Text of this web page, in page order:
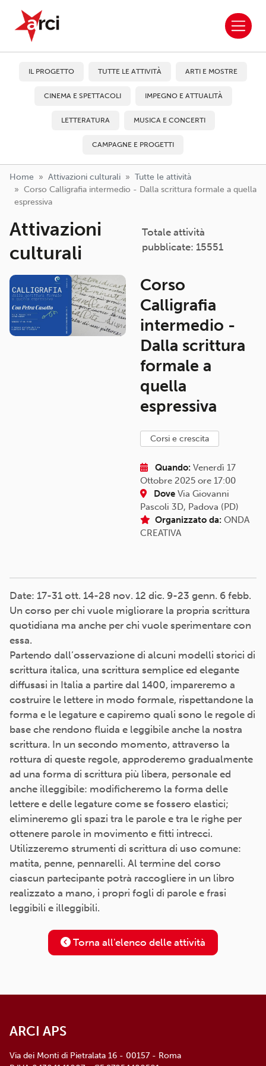
Salta al contenuto principale
ARCI APS
IL PROGETTO TUTTE LE ATTIVITÀ ARTI E MOSTRE
CINEMA E SPETTACOLI IMPEGNO E ATTUALITÀ
LETTERATURA MUSICA E CONCERTI
CAMPAGNE E PROGETTI
Home Attivazioni culturali
Tutte le attività
Corso Calligrafia intermedio - Dalla scrittura formale a quella
espressiva
Attivazioni
culturali
Totale attività
pubblicate: 15551
Corso
Calligrafia
intermedio -
Dalla scrittura
formale a
quella
espressiva
corsi e crescita
Quando: Venerdì 17
Ottobre 2025 ore 17:00
Dove Via Giovanni
Pascoli 3D, Padova (PD)
Organizzato da: ONDA
CREATIVA
Date: 17-31 ott. 14-28 nov. 12 dic. 9-23 genn. 6 febb.
Un corso per chi vuole migliorare la propria scrittura
quotidiana ma anche per chi vuole sperimentare con
essa.
Partendo dall’osservazione di alcuni modelli storici di
scrittura italica, una scrittura semplice ed elegante
diffusasi in Italia a partire dal 1400, impareremo a
costruire le lettere in modo formale, rispettandone la
forma e le legature e capiremo quali sono le regole di
base che rendono fluida e leggibile anche la nostra
scrittura. In un secondo momento, attraverso la
rottura di queste regole, approderemo gradualmente
ad una forma di scrittura più libera, personale ed
anche illeggibile: modificheremo la forma delle
lettere e delle legature come se fossero elastici;
elimineremo gli spazi tra le parole e tra le righe per
ottenere parole in movimento e fitti intrecci.
Utilizzeremo strumenti di scrittura di uso comune:
matita, penne, pennarelli. Al termine del corso
ciascun partecipante potrà raccogliere in un libro
realizzato a mano, i propri fogli di parole e frasi
leggibili e illeggibili.
Torna all'elenco delle attività
ARCI APS
Via dei Monti di Pietralata 16 - 00157 - Roma